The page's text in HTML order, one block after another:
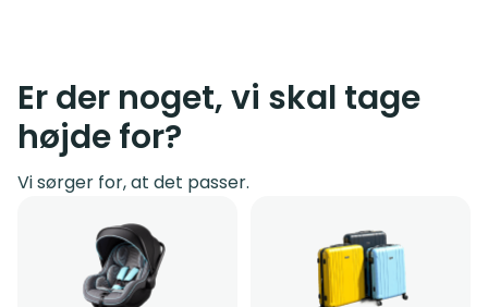
Er der noget, vi skal tage
højde for?
Vi sørger for, at det passer.